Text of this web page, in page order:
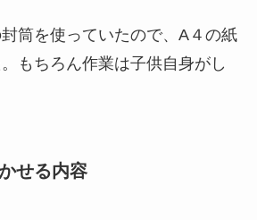
筒を使っていたので、A４の紙
もちろん作業は子供自身がし
せる内容